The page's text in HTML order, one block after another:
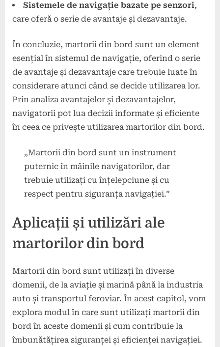
Sistemele de navigație bazate pe senzori,
care oferă o serie de avantaje și dezavantaje.
În concluzie, martorii din bord sunt un element
esențial în sistemul de navigație, oferind o serie
de avantaje și dezavantaje care trebuie luate în
considerare atunci când se decide utilizarea lor.
Prin analiza avantajelor și dezavantajelor,
navigatorii pot lua decizii informate și eficiente
în ceea ce privește utilizarea martorilor din bord.
„Martorii din bord sunt un instrument
puternic în mâinile navigatorilor, dar
trebuie utilizați cu înțelepciune și cu
respect pentru siguranța navigației.”
Aplicații și utilizări ale
martorilor din bord
Martorii din bord sunt utilizați în diverse
domenii, de la aviație și marină până la industria
auto și transportul feroviar. În acest capitol, vom
explora modul în care sunt utilizați martorii din
bord în aceste domenii și cum contribuie la
îmbunătățirea siguranței și eficienței navigației.